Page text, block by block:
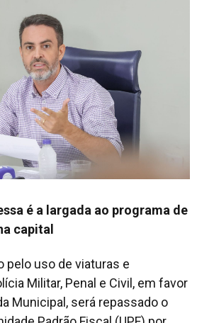
é a largada ao programa de
capital
pelo uso de viaturas e
Militar, Penal e Civil, em favor
Municipal, será repassado o